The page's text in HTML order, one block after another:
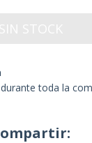
toda la